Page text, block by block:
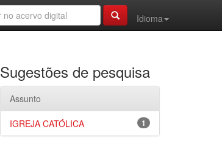
Idioma
Sugestões de pesquisa
Assunto
1
IGREJA CATÓLICA